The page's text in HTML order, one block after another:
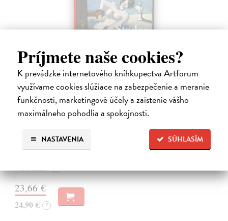
Príjmete naše cookies?
K prevádzke internetového kníhkupectva Artforum
využívame cookies slúžiace na zabezpečenie a meranie
funkčnosti, marketingové účely a zaistenie vášho
maximálneho pohodlia a spokojnosti.
SÚHLASÍM
NASTAVENIA
Studne mútne
Getting Peter| Kniha
pomenovali po nich ulice, majú svoje nespochybniteľné miesto v
lexikónoch literatúry aj učebniciach, slovenské moderné umenie sa
Na sklade ?
23,66 €
24,90 € ?